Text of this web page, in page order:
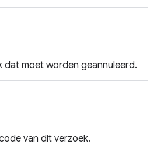
dat moet worden geannuleerd.
van dit verzoek.